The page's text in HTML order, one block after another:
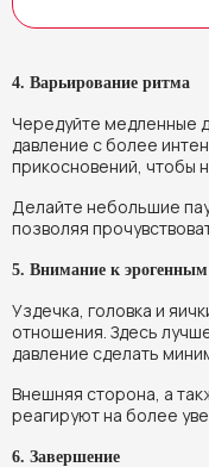
4. Варьирование ритма
Чередуйте медленные
давление с более
прикосновений, чтобы
Делайте небольшие
позволяя
5. Внимание к
Уздечка, головка и
отношения. Здесь
давление сделать
Внешняя сторона, а
реагируют на более
6. Завершение